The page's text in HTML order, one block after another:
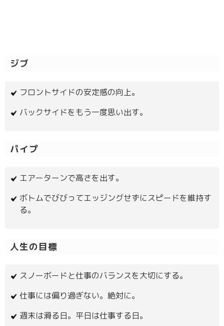
ジブ
フロントサイドの安定感の向上。
バックサイドをもう一度思い出す。
パイプ
エアーターンで高さを出す。
ボトムでびびってエッジングせずにスピードを維持す
る。
人生の目標
スノーボードと仕事のバランスを大切にする。
仕事には偏り過ぎない。絶対に。
週末は滑る日。平日は仕事する日。